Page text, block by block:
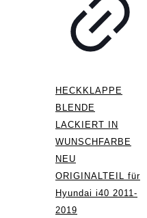
HECKKLAPPE
BLENDE
LACKIERT IN
WUNSCHFARBE
NEU
ORIGINALTEIL für
Hyundai i40 2011-
2019